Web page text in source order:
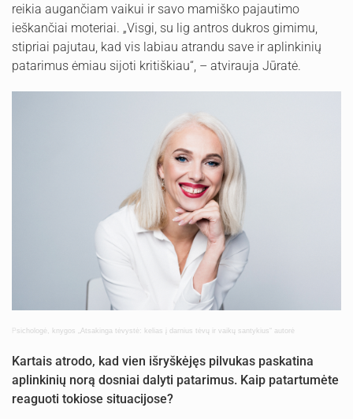
reikia augančiam vaikui ir savo mamiško pajautimo
ieškančiai moteriai. „Visgi, su lig antros dukros gimimu,
stipriai pajutau, kad vis labiau atrandu save ir aplinkinių
patarimus ėmiau sijoti kritiškiau“, – atvirauja Jūratė.
sichologė, knygos „Atsakinga tėvystė: kelias į darnius tėvų ir vaikų santykius“ autorė
Kartais atrodo, kad vien išryškėjęs pilvukas paskatina
aplinkinių norą dosniai dalyti patarimus. Kaip patartumėte
reaguoti tokiose situacijose?